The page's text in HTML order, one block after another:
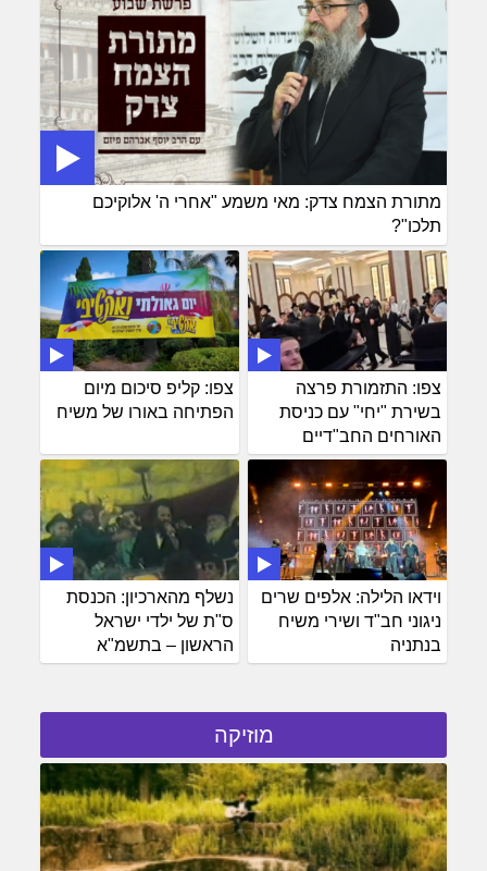
מתורת הצמח צדק: מאי משמע "אחרי ה' אלוקיכם
תלכו"?
צפו: קליפ סיכום מיום
הפתיחה באורו של משיח
צפו: התזמורת פרצה
בשירת "יחי" עם כניסת
האורחים החב"דיים
נשלף מהארכיון: הכנסת
ס"ת של ילדי ישראל
הראשון – בתשמ"א
וידאו הלילה: אלפים שרים
ניגוני חב"ד ושירי משיח
בנתניה
מוזיקה